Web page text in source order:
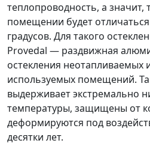
теплопроводность, а значит,
помещении будет
градусов. Для такого
Provedal — раздвижная
остекления неотапливаемых
используемых помещений.
выдерживает экстремально
температуры, защищены от
деформируются под
десятки лет.